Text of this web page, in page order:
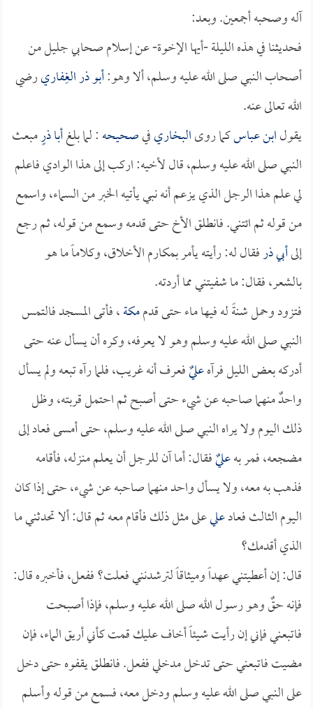
آله وصحبه أجمعين. وبعد:
فحديثنا في هذه الليلة -أيها الإخوة- عن إسلام صحابي جليل من
أصحاب النبي صلى الله عليه وسلم، ألا وهو:أبو ذر الغِفاريرضي
الله تعالى عنه.
يقولابن عباسكما روىالبخاريفيصحيحه: لما بلغأبا ذرٍمبعث
النبي صلى الله عليه وسلم، قال لأخيه: اركب إلى هذا الوادي فاعلم
لي علم هذا الرجل الذي يزعم أنه نبي يأتيه الخبر من السماء، واسمع
من قوله ثم ائتني. فانطلق الأخ حتى قدمه وسمع من قوله، ثم رجع
إلىأبي ذرفقال له: رأيته يأمر بمكارم الأخلاق، وكلاماً ما هو
بالشعر، فقال: ما شفيتني مما أردته.
فتزود وحمل شنةً له فيها ماء حتى قدممكة، فأتى المسجد فالتمس
النبي صلى الله عليه وسلم وهو لا يعرفه، وكره أن يسأل عنه حتى
أدركه بعض الليل فرآهعليٌفعرف أنه غريب، فلما رآه تبعه ولم يسأل
واحدٌ منهما صاحبه عن شيء حتى أصبح ثم احتمل قربته، وظل
ذلك اليوم ولا يراه النبي صلى الله عليه وسلم، حتى أمسى فعاد إلى
مضجعه، فمر بهعليٌفقال: أما آن للرجل أن يعلم منزله، فأقامه
فذهب به معه، ولا يسأل واحد منهما صاحبه عن شيء، حتى إذا كان
اليوم الثالث فعادعليعلى مثل ذلك فأقام معه ثم قال: ألا تحدثني ما
الذي أقدمك؟
قال: إن أعطيتني عهداً وميثاقاً لترشدنني فعلت؟ ففعل، فأخبره قال:
فإنه حقٌ وهو رسول الله صلى الله عليه وسلم، فإذا أصبحت
فاتبعني فإني إن رأيت شيئاً أخاف عليك قمت كأني أريق الماء، فإن
مضيت فاتبعني حتى تدخل مدخلي ففعل. فانطلق يقفوه حتى دخل
على النبي صلى الله عليه وسلم ودخل معه، فسمع من قوله وأسلم